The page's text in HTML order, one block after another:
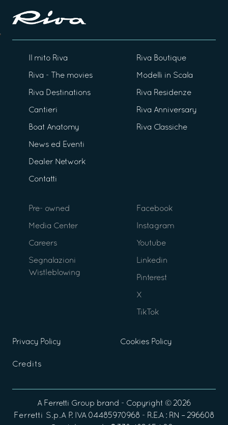
Il mito Riva
Riva - The movies
Riva Destinations
Cantieri
Boat Anatomy
News ed Eventi
Dealer Network
Contatti
Riva Boutique
Modelli in Scala
Riva Residenze
Riva Anniversary
Riva Classiche
Pre- owned
Media Center
Careers
Segnalazioni
Wistleblowing
Facebook
Instagram
Youtube
Linkedin
Pinterest
X
TikTok
Privacy Policy Cookies Policy
Credits
A Ferretti Group brand - Copyright © 2026
Ferretti S.p.A P. IVA 04485970968 - R.E.A : RN – 296608